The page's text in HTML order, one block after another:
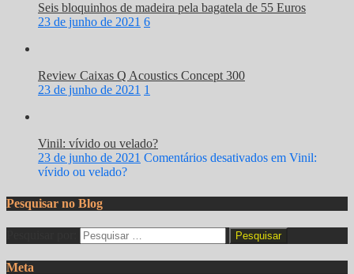
Seis bloquinhos de madeira pela bagatela de 55 Euros
23 de junho de 2021 6
Review Caixas Q Acoustics Concept 300
23 de junho de 2021 1
Vinil: vívido ou velado?
23 de junho de 2021 Comentários desativados em Vinil:
vívido ou velado?
Pesquisar no Blog
Meta